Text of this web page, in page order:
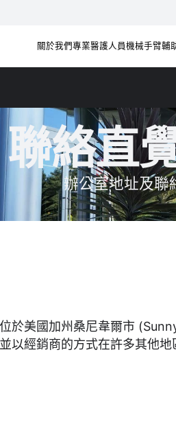
關於我們專業醫護人員機械手臂輔
聯絡直
辦公室地址及聯
於美國加州桑尼韋爾市
以經銷商的方式在許多其他